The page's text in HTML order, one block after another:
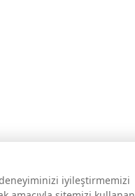
iyileştirmemizi